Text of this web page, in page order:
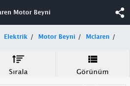
Motor Beyni
Elektrik Motor Beyni Mclaren
Sırala Görünüm